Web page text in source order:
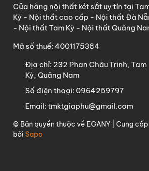
Cửa hàng nội thất két sắt uy tín tại
Kỳ - Nội thất cao cấp - Nội thất Đà
- Nội thất Tam Kỳ - Nội thất Quảng
Mã số thuế: 4001175384
Địa chỉ: 232 Phan Châu Trinh, Tam
Kỳ, Quảng Nam
Số điện thoại: 0964259797
Email: tmktgiaphu@gmail.com
© Bản quyền thuộc về EGANY | Cung cấp
bởi Sapo